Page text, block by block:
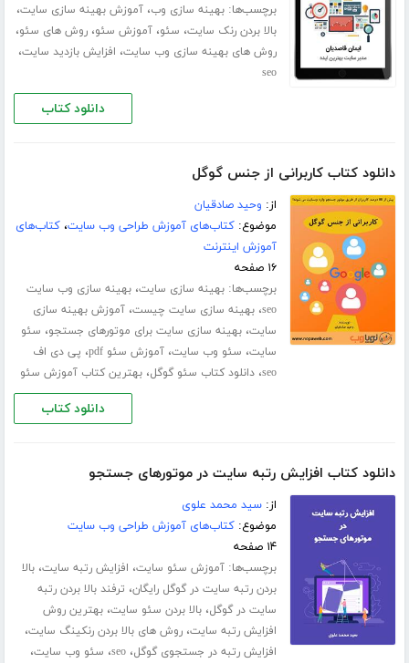
برچسب‌ها:بهینه سازی وب،آموزش بهینه سازی سایت،
بالا بردن رنک سایت، سئو،آموزش سئو،روش های سئو،
روش های بهینه سازی وب سایت، افزایش بازدید سایت،
seo
دانلود کتاب
دانلود کتاب کاربرانی از جنس گوگل
از: وحید صادقیان
موضوع:کتاب‌های آموزش طراحی وب سایت،کتاب‌های
آموزش اینترنت
۱۶ صفحه
برچسب‌ها:بهینه سازی سایت،بهینه سازی وب سایت
seo،بهینه سازی سایت چیست،آموزش بهینه سازی
سایت،بهینه سازی سایت برای موتورهای جستجو، سئو
سایت، سئو وب سایت،آموزش سئو pdf ، پی دی اف
seo،دانلود کتاب سئو گوگل،بهترین کتاب آموزش سئو
دانلود کتاب
دانلود کتاب افزایش رتبه سایت در موتورهای جستجو
از:سید محمد علوی
موضوع:کتاب‌های آموزش طراحی وب سایت
۱۴ صفحه
برچسب‌ها:آموزش سئو سایت، افزایش رتبه سایت،بالا
بردن رتبه سایت در گوگل رایگان، ترفند بالا بردن رتبه
سایت در گوگل،بالا بردن سئو سایت،بهترین روش
افزایش رتبه سایت،روش های بالا بردن رنکینگ سایت،
افزایش رتبه در جستجوی گوگل،seo، سئو وب سایت،